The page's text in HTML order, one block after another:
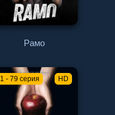
Рамо
1 - 79 серия HD